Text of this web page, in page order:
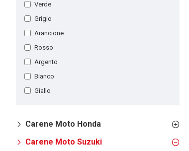
Verde
Grigio
Arancione
Rosso
Argento
Bianco
Giallo
Carene Moto Honda
Carene Moto Suzuki